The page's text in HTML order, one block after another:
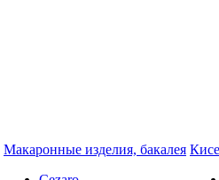
Макаронные изделия, бакалея